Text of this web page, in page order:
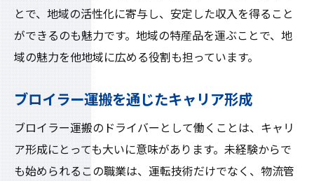
とで、地域の活性化に寄与し、安定した収入を得ること
ができるのも魅力です。地域の特産品を運ぶことで、地
域の魅力を他地域に広める役割も担っています。
ブロイラー運搬を通じたキャリア形成
ブロイラー運搬のドライバーとして働くことは、キャリ
ア形成にとっても大いに意味があります。未経験からで
も始められるこの職業は、運転技術だけでなく、物流管